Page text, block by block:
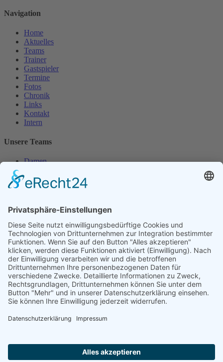
Navigation
Home
Aktuelles
Teams
Trainer
Gastspieler
Termine
Fotos
Chronik
Links
Kontakt
Intern
Unsere Teams
Damen
Herren
Herren 30
Unsere Jugend
Midcourt
Bambini
Juniorinnen 18
Knaben 15
Follow us
Facebook
RSS
Formulare